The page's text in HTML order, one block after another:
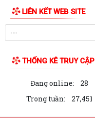
LIÊN KẾT WEB SITE
THỐNG KÊ TRUY CẬP
Đang online: 28
Trong tuần:
27,451